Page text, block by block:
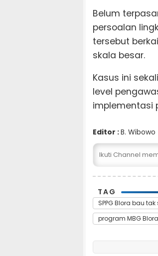
Belum
persoalan
tersebut
skala besar.
Kasus ini
level
implementasi
Editor :B. Wibowo
Ikuti Channel
TAG
SPPG Blora bau
program MBG Blora